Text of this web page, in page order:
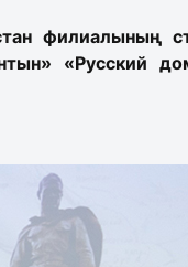
филиалының
«Русский